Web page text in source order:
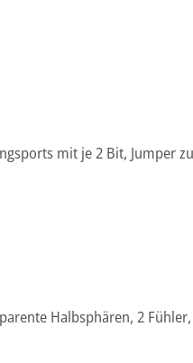
mit je 2 Bit, Jumper
Halbsphären, 2